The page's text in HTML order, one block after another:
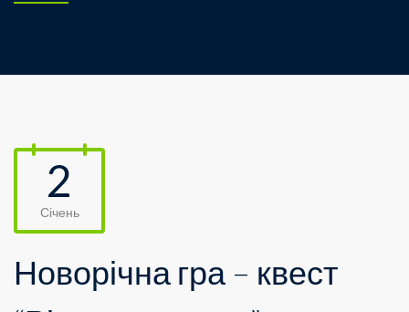
2
Січень
Новорічна гра – квест